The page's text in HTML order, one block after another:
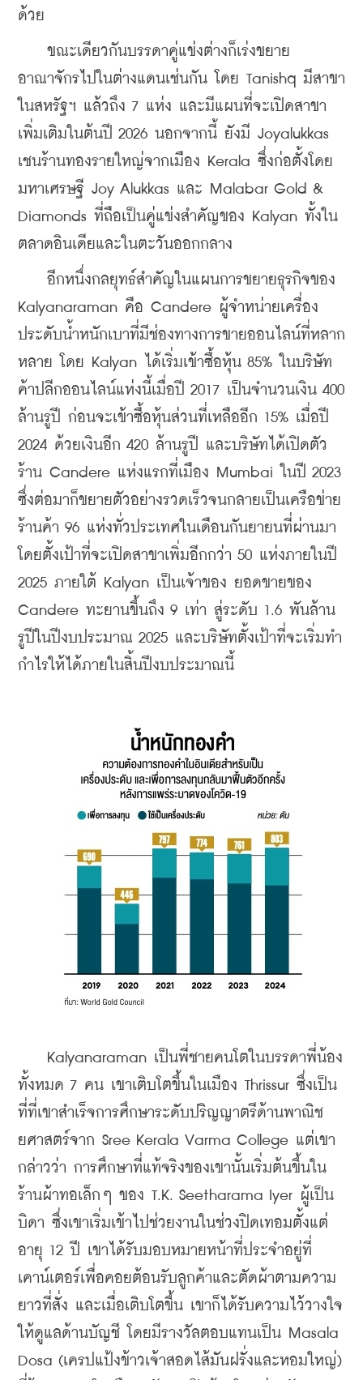
ด้วย
ขณะเดียวกันบรรดาคู่แข่งต่างก็เร่งขยาย
อาณาจักรไปในต่างแดนเช่นกัน โดย Tanishq มีสาขา
ในสหรัฐฯ แล้วถึง 7 แห่ง และมีแผนที่จะเปิดสาขา
เพิ่มเติมในต้นปี 2026 นอกจากนี้ ยังมี Joyalukkas
เชนร้านทองรายใหญ่จากเมือง Kerala ซึ่งก่อตั้งโดย
มหาเศรษฐี Joy Alukkas และ Malabar Gold &
Diamonds ที่ถือเป็นคู่แข่งสำคัญของ Kalyan ทั้งใน
ตลาดอินเดียและในตะวันออกกลาง
อีกหนึ่งกลยุทธ์สำคัญในแผนการขยายธุรกิจของ
Kalyanaraman คือ Candere ผู้จำหน่ายเครื่อง
ประดับน้ำหนักเบาที่มีช่องทางการขายออนไลน์ที่หลาก
หลาย โดย Kalyan ได้เริ่มเข้าซื้อหุ้น 85% ในบริษัท
ค้าปลีกออนไลน์แห่งนี้เมื่อปี 2017 เป็นจำนวนเงิน 400
ล้านรูปี ก่อนจะเข้าซื้อหุ้นส่วนที่เหลืออีก 15% เมื่อปี
2024 ด้วยเงินอีก 420 ล้านรูปี และบริษัทได้เปิดตัว
ร้าน Candere แห่งแรกที่เมือง Mumbai ในปี 2023
ซึ่งต่อมาก็ขยายตัวอย่างรวดเร็วจนกลายเป็นเครือข่าย
ร้านค้า 96 แห่งทั่วประเทศในเดือนกันยายนที่ผ่านมา
โดยตั้งเป้าที่จะเปิดสาขาเพิ่มอีกกว่า 50 แห่งภายในปี
2025 ภายใต้ Kalyan เป็นเจ้าของ ยอดขายของ
Candere ทะยานขึ้นถึง 9 เท่า สู่ระดับ 1.6 พันล้าน
รูปีในปีงบประมาณ 2025 และบริษัทตั้งเป้าที่จะเริ่มทำ
กำไรให้ได้ภายในสิ้นปีงบประมาณนี้
Kalyanaraman เป็นพี่ชายคนโตในบรรดาพี่น้อง
ทั้งหมด 7 คน เขาเติบโตขึ้นในเมือง Thrissur ซึ่งเป็น
ที่ที่เขาสำเร็จการศึกษาระดับปริญญาตรีด้านพาณิช
ยศาสตร์จาก Sree Kerala Varma College แต่เขา
กล่าวว่า การศึกษาที่แท้จริงของเขานั้นเริ่มต้นขึ้นใน
ร้านผ้าทอเล็กๆ ของ T.K. Seetharama Iyer ผู้เป็น
บิดา ซึ่งเขาเริ่มเข้าไปช่วยงานในช่วงปิดเทอมตั้งแต่
อายุ 12 ปี เขาได้รับมอบหมายหน้าที่ประจำอยู่ที่
เคาน์เตอร์เพื่อคอยต้อนรับลูกค้าและตัดผ้าตามความ
ยาวที่สั่ง และเมื่อเติบโตขึ้น เขาก็ได้รับความไว้วางใจ
ให้ดูแลด้านบัญชี โดยมีรางวัลตอบแทนเป็น Masala
Dosa (เครปแป้งข้าวเจ้าสอดไส้มันฝรั่งและหอมใหญ่)